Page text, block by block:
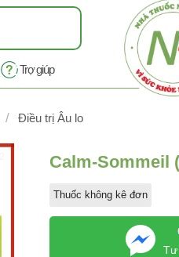
Trợ giúp
/ Điều trị Âu lo
Calm-Sommeil
Thuốc không kê đơn
Tư